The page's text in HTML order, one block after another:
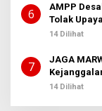
6
AMPP
Tolak
14 Dilihat
7
JAGA
14 Dilihat